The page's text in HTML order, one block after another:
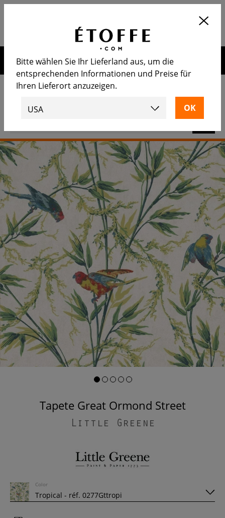
Calculez le nombre de rouleaux
nécessaire
OUVRIR
für unseren Newsletter anmelden
Tapete Great Ormond Street
Little Greene
Color
Bitte wählen Sie Ihr Lieferland aus, um die
entsprechenden Informationen und Preise für
Ihren Lieferort anzuzeigen.